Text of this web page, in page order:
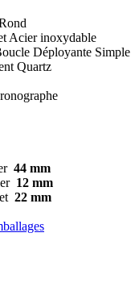
Acier inoxydable
Déployante Simple
Quartz
44 mm
12 mm
22 mm